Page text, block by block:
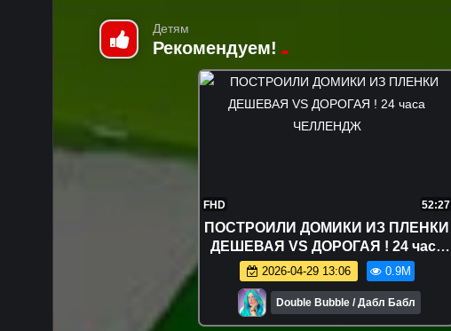
Детям
Рекомендуем!
FHD 52:27
ПОСТРОИЛИ ДОМИКИ ИЗ ПЛЕНКИ
ДЕШЕВАЯ VS ДОРОГАЯ ! 24 часа
ЧЕЛЛЕНДЖ
2026-04-29 13:06 0.9M
Double Bubble / Дабл Бабл